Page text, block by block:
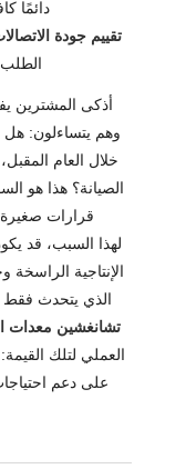
دائمًا
تقييم جودة
الطلب
أذكى المشترين
وهم يتساءلون: هل
خلال العام
الصيانة؟ هذا هو
قرارات
لهذا السبب، قد
الإنتاجية
الذي يتحدث فقط
تشانغشين معدات
العملي لتلك
على دعم